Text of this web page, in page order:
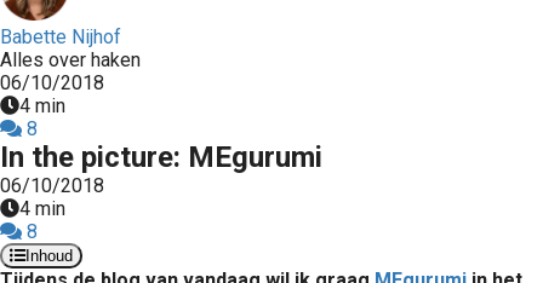
Babette Nijhof
Alles over haken
06/10/2018
4 min
8
In the picture: MEgurumi
06/10/2018
4 min
8
Inhoud